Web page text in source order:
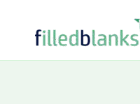
содержимому